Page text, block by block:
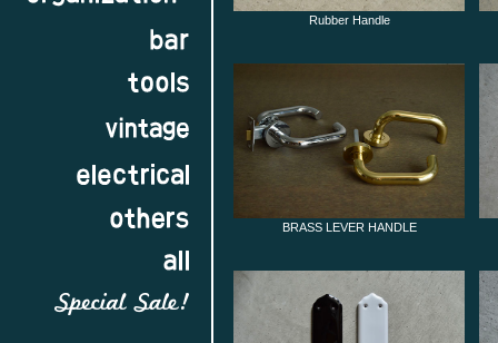
Rubber Handle
BRASS LEVER HANDLE